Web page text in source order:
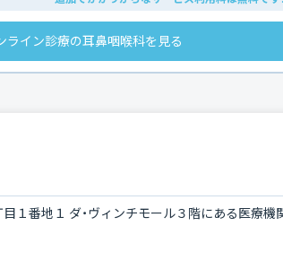
ライン診療の耳鼻咽喉科を見る
１番地１ ダ・ヴィンチモール３階にある医療機